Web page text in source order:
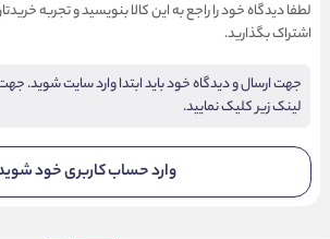
لطفا دیدگاه خود را راجع به این کالا بنویسید و تجربه
اشتراک بگذارید.
جهت ارسال و دیدگاه خود باید ابتدا وارد سایت شوید.
لینک زیر کلیک نمایید.
وارد حساب کاربری خود